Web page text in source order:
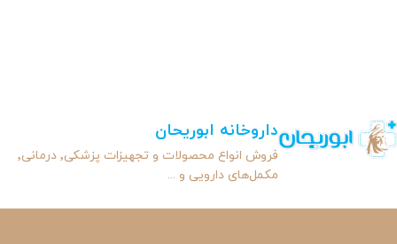
داروخانه ابوریحان
فروش انواع محصولات و تجهیزات پزشکی٬ درمانی٬
مکمل‌های دارویی و ...